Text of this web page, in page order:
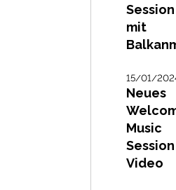
Session
mit
15/01/
Neues
Music
Session
Video